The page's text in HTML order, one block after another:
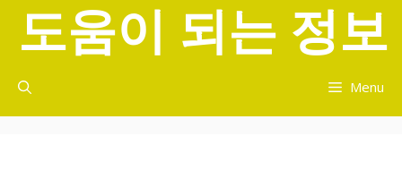
너
도움이 되는 정보
Menu